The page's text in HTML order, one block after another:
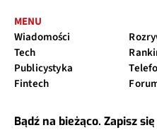
MENU
Wiadomości
Tech
Publicystyka
Fintech
Bądź na bieżąco. Zapisz